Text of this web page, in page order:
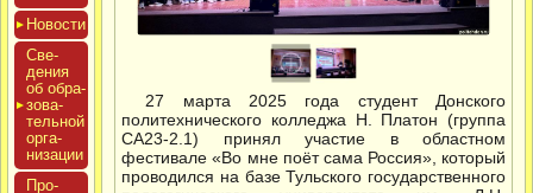
Новос­ти
Све­
дения
об об­ра­
зова­
тель­ной
ор­га­
низа­ции
Про­
27 марта 2025 года студент Донского
политехнического колледжа Н. Платон (группа
СА23-2.1) принял участие в областном
фестивале «Во мне поёт сама Россия», который
проводился на базе Тульского государственного